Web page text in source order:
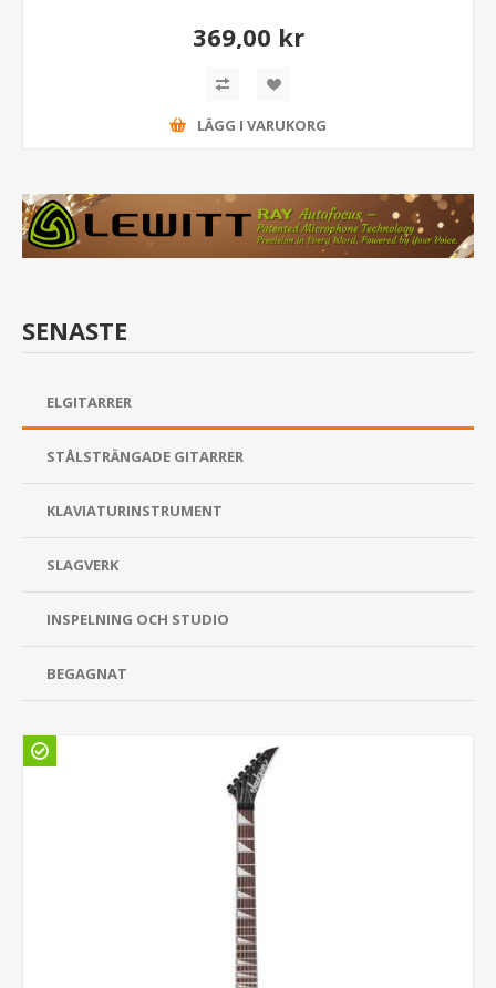
369,00 kr
LÄGG I VARUKORG
SENASTE
ELGITARRER
STÅLSTRÄNGADE GITARRER
KLAVIATURINSTRUMENT
SLAGVERK
INSPELNING OCH STUDIO
BEGAGNAT